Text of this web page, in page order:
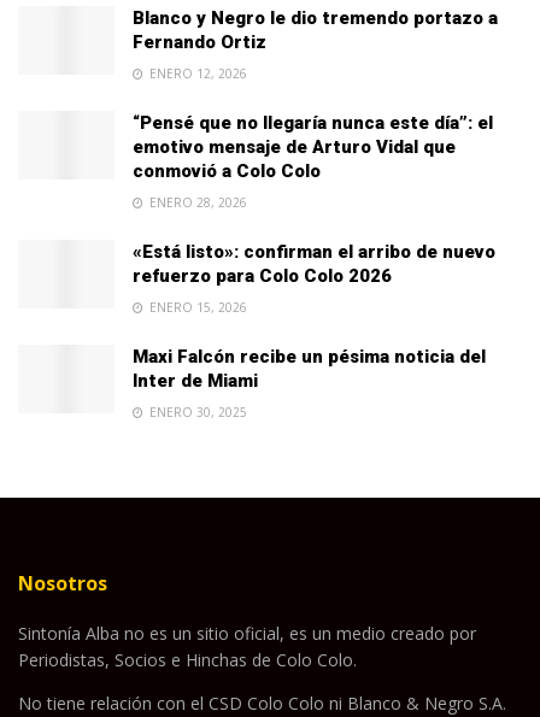
Blanco y Negro le dio tremendo portazo a
Fernando Ortiz
ENERO 12, 2026
“Pensé que no llegaría nunca este día”: el
emotivo mensaje de Arturo Vidal que
conmovió a Colo Colo
ENERO 28, 2026
«Está listo»: confirman el arribo de nuevo
refuerzo para Colo Colo 2026
ENERO 15, 2026
Maxi Falcón recibe un pésima noticia del
Inter de Miami
ENERO 30, 2025
Nosotros
Sintonía Alba no es un sitio oficial, es un medio creado por
Periodistas, Socios e Hinchas de Colo Colo.
No tiene relación con el CSD Colo Colo ni Blanco & Negro S.A.